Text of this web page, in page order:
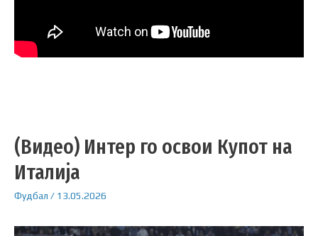
(Видео) Интер го освои Купот на
Италија
Фудбал / 13.05.2026